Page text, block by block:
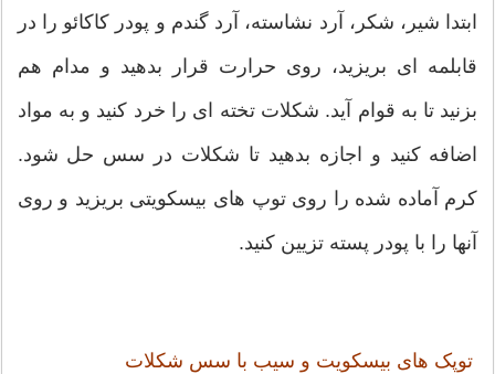
ابتدا شير، شكر، آرد نشاسته، آرد گندم و پودر كاكائو را در
قابلمه ای بریزید، روی حرارت قرار بدهید و مدام هم
بزنید تا به قوام آيد. شكلات تخته ای را خرد کنید و به مواد
اضافه کنید و اجازه بدهید تا شكلات در سس حل شود.
كرم آماده شده را روی توپ های بيسكويتی بریزید و روی
آنها را با پودر پسته تزيين کنید.
توپک های بیسکویت و سیب با سس شکلات